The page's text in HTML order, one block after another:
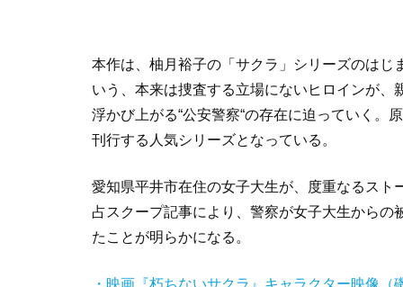
本作は、柚月裕子の「サクラ」シリーズのは
いう、本来は捜査する立場にないヒロインが
浮かび上がる“公安警察“の存在に迫っていく。
刊行する人気シリーズとなっている。
愛知県平井市在住の女子大生が、度重なるス
占スクープ記事により、警察が女子大生から
たことが明らかになる。
・映画『朽ちないサクラ』キャラクター映像（